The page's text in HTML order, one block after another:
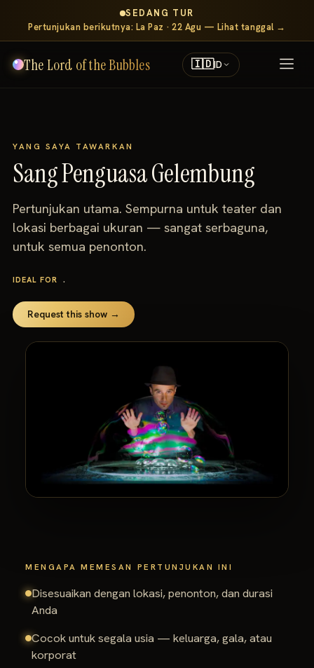
SEDANG TUR
Pertunjukan berikutnya: La Paz · 22 Agu — Lihat tanggal →
The Lord of the Bubbles 🇮🇩ID
YANG SAYA TAWARKAN
Sang Penguasa Gelembung
Pertunjukan utama. Sempurna untuk teater dan
lokasi berbagai ukuran — sangat serbaguna,
untuk semua penonton.
IDEAL FOR .
Request this show →
MENGAPA MEMESAN PERTUNJUKAN INI
Disesuaikan dengan lokasi, penonton, dan durasi
Anda
Cocok untuk segala usia — keluarga, gala, atau
korporat